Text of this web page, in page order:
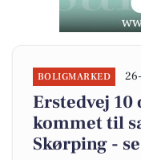
BOLIGMARKED
Erstedvej 10
kommet til
Skørping -